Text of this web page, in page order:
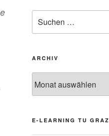
nach:
ARCHIV
E-LEARNING TU GRAZ